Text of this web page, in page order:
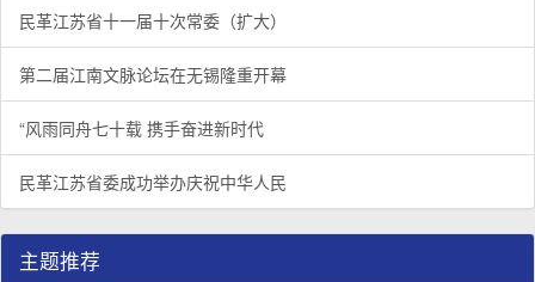
民革江苏省十一届十次常委（扩大）
第二届江南文脉论坛在无锡隆重开幕
“风雨同舟七十载 携手奋进新时代
民革江苏省委成功举办庆祝中华人民
主题推荐